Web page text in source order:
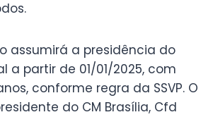
assumirá a presidência do
a partir de 01/01/2025, com
conforme regra da SSVP. O
do CM Brasília, Cfd